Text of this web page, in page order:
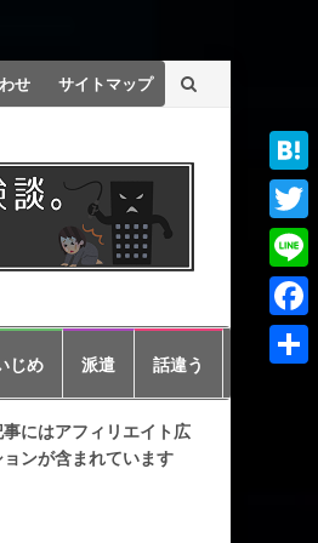
せ サイトマップ
じめ 派遣 話違う
にはアフィリエイト広
ンが含まれています
Line